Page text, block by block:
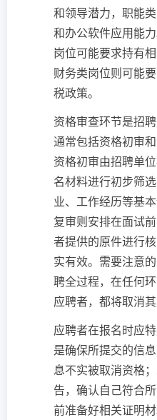
和领导潜力，职能
和办公软件应用能
岗位可能要求持有
财务类岗位则可能
税政策。
资格审查环节是招
通常包括资格初审
资格初审由招聘单
名材料进行初步筛
业、工作经历等基
复审则安排在面试
者提供的原件进行
实有效。需要注意
聘全过程，在任何
应聘者，都将取消其
应聘者在报名时应
是确保所提交的信
息不实被取消资格
告，确认自己符合
前准备好相关证明